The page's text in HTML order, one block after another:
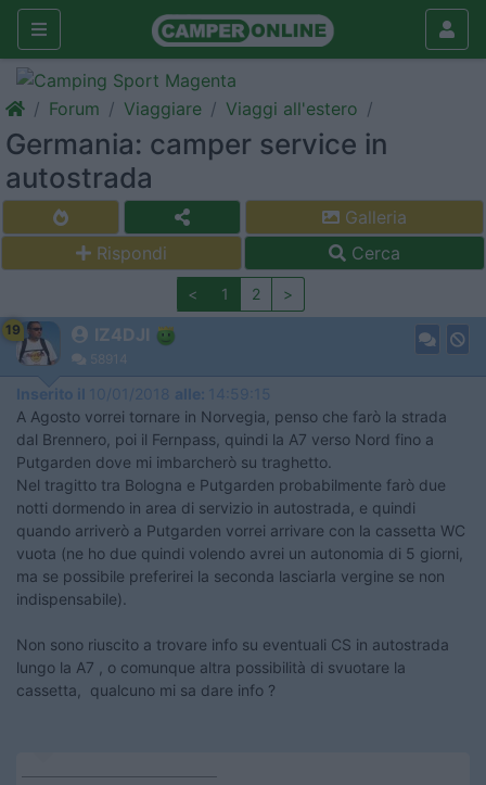
Forum Viaggiare Viaggi all'estero
Germania: camper service in
autostrada
Galleria
Rispondi
Cerca
< 1 2 >
19 IZ4DJI
58914
Inserito il 10/01/2018 alle: 14:59:15
A Agosto vorrei tornare in Norvegia, penso che farò la strada
dal Brennero, poi il Fernpass, quindi la A7 verso Nord fino a
Putgarden dove mi imbarcherò su traghetto.
Nel tragitto tra Bologna e Putgarden probabilmente farò due
notti dormendo in area di servizio in autostrada, e quindi
quando arriverò a Putgarden vorrei arrivare con la cassetta WC
vuota (ne ho due quindi volendo avrei un autonomia di 5 giorni,
ma se possibile preferirei la seconda lasciarla vergine se non
indispensabile).
Non sono riuscito a trovare info su eventuali CS in autostrada
lungo la A7 , o comunque altra possibilità di svuotare la
cassetta, qualcuno mi sa dare info ?